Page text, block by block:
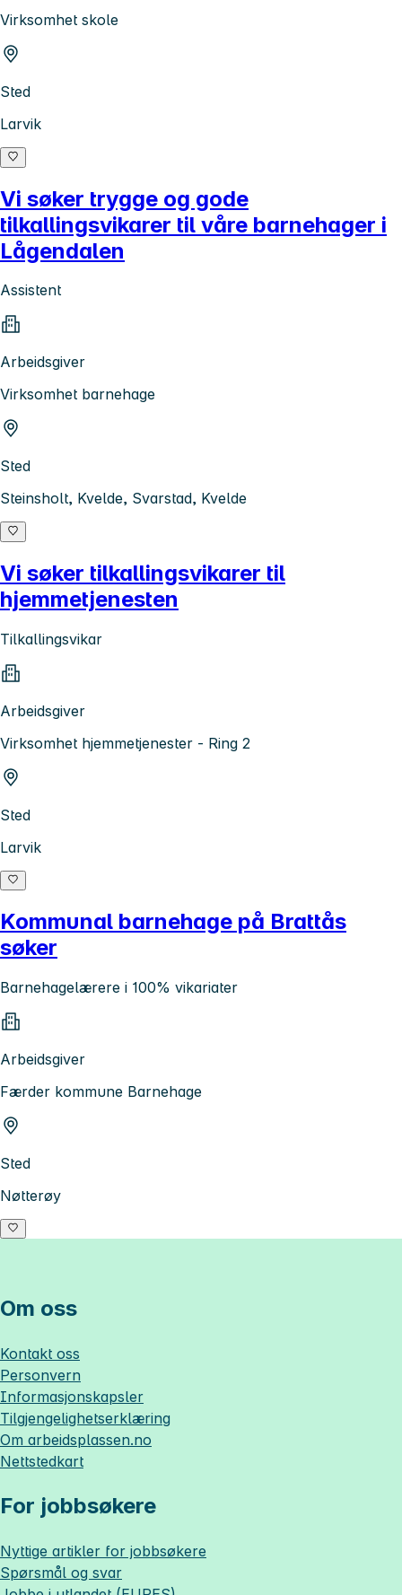
Virksomhet skole
Sted
Larvik
Vi søker trygge og gode
tilkallingsvikarer til våre barnehager i
Lågendalen
Assistent
Arbeidsgiver
Virksomhet barnehage
Sted
Steinsholt, Kvelde, Svarstad, Kvelde
Vi søker tilkallingsvikarer til
hjemmetjenesten
Tilkallingsvikar
Arbeidsgiver
Virksomhet hjemmetjenester - Ring 2
Sted
Larvik
Kommunal barnehage på Brattås
søker
Barnehagelærere i 100% vikariater
Arbeidsgiver
Færder kommune Barnehage
Sted
Nøtterøy
Om oss
Kontakt oss
Personvern
Informasjonskapsler
Tilgjengelighetserklæring
Om arbeidsplassen.no
Nettstedkart
For jobbsøkere
Nyttige artikler for jobbsøkere
Spørsmål og svar